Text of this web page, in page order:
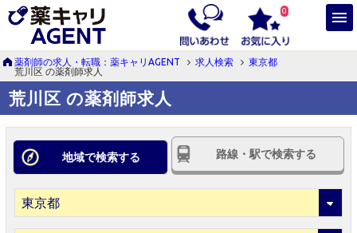
0
薬剤師の求人・転職：薬キャリAGENT 求人検索
東京都
荒川区 の薬剤師求人
荒川区 の薬剤師求人
地域で検索する 路線・駅で検索する